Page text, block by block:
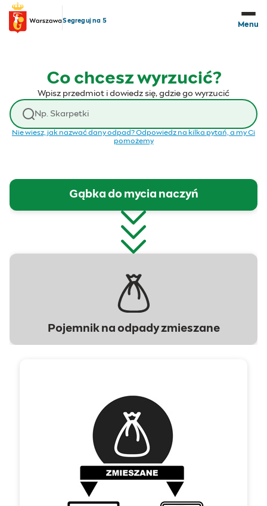
Przejdź do treści
Segreguj na 5
Menu
Co chcesz wyrzucić?
Wpisz przedmiot i dowiedz się, gdzie go wyrzucić
Wyszukaj odpad
Nie wiesz, jak nazwać dany odpad? Odpowiedz na kilka pytań, a my Ci
pomożemy
Gąbka do mycia naczyń
Pojemnik na odpady zmieszane